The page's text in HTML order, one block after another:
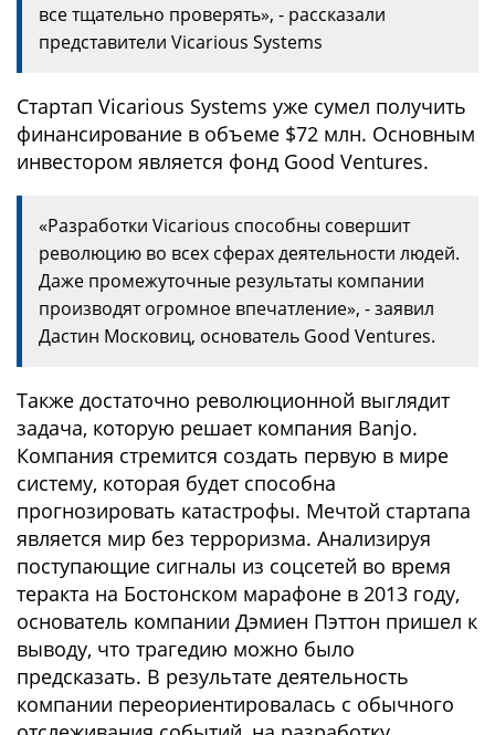
все тщательно проверять», - рассказали
представители Vicarious Systems
Стартап Vicarious Systems уже сумел получить
финансирование в объеме $72 млн. Основным
инвестором является фонд Good Ventures.
«Разработки Vicarious способны совершит
революцию во всех сферах деятельности людей.
Даже промежуточные результаты компании
производят огромное впечатление», - заявил
Дастин Московиц, основатель Good Ventures.
Также достаточно революционной выглядит
задача, которую решает компания Banjo.
Компания стремится создать первую в мире
систему, которая будет способна
прогнозировать катастрофы. Мечтой стартапа
является мир без терроризма. Анализируя
поступающие сигналы из соцсетей во время
теракта на Бостонском марафоне в 2013 году,
основатель компании Дэмиен Пэттон пришел к
выводу, что трагедию можно было
предсказать. В результате деятельность
компании переориентировалась с обычного